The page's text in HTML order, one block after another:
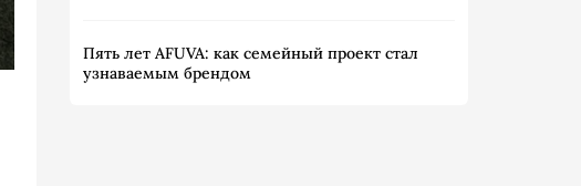
Пять лет AFUVA: как семейный проект стал
узнаваемым брендом